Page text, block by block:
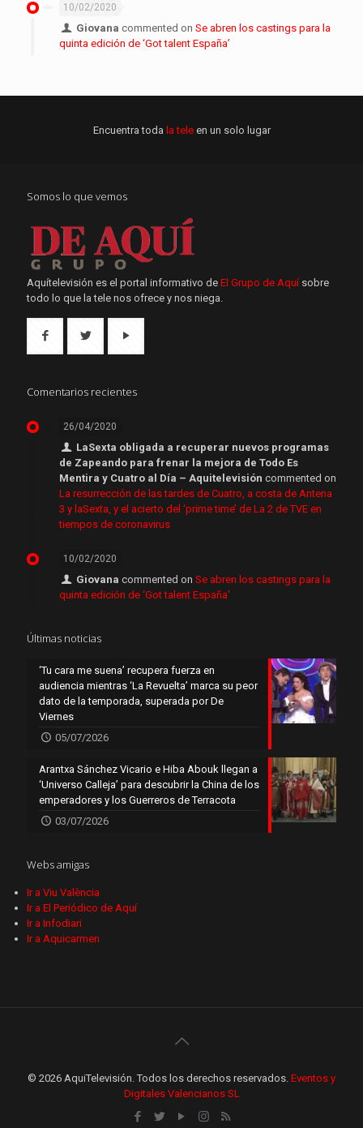
10/02/2020
Giovana commented onSe abren los castings para la
quinta edición de ‘Got talent España’
Encuentra toda la tele en un solo lugar
Somos lo que vemos
Aquítelevisión es el portal informativo de El Grupo de Aquí sobre
todo lo que la tele nos ofrece y nos niega.
Comentarios recientes
26/04/2020
LaSexta obligada a recuperar nuevos programas
de Zapeando para frenar la mejora de Todo Es
Mentira y Cuatro al Día – Aquitelevisión commented on
La resurrección de las tardes de Cuatro, a costa de Antena
3 y laSexta, y el acierto del ‘prime time’ de La 2 de TVE en
tiempos de coronavirus
10/02/2020
Giovana commented onSe abren los castings para la
quinta edición de ‘Got talent España’
Últimas noticias
‘Tu cara me suena’ recupera fuerza en
audiencia mientras ‘La Revuelta’ marca su peor
dato de la temporada, superada por De
Viernes
05/07/2026
Arantxa Sánchez Vicario e Hiba Abouk llegan a
‘Universo Calleja’ para descubrir la China de los
emperadores y los Guerreros de Terracota
03/07/2026
Webs amigas
Ir a Viu València
Ir a El Periódico de Aquí
Ir a Infodiari
Ir a Aquicarmen
© 2026 AquiTelevisión. Todos los derechos reservados. Eventos y
Digitales Valencianos SL